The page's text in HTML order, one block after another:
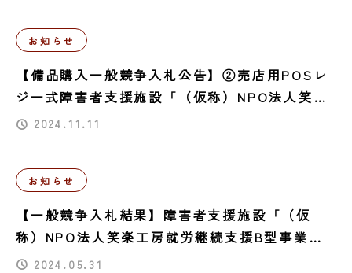
お知らせ
【備品購入一般競争入札公告】②売店用POSレ
ジ一式障害者支援施設「（仮称）NPO法人笑楽
工房就労継続支援B型事業所新築工事における開
2024.11.11
お知らせ
【一般競争入札結果】障害者支援施設「（仮
称）NPO法人笑楽工房就労継続支援B型事業所
新築工事」 入札結果について
2024.05.31